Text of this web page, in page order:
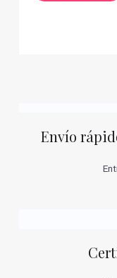
Envío